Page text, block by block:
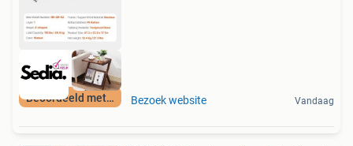
Beoordeeld met 9+ Bezoek website Vandaag